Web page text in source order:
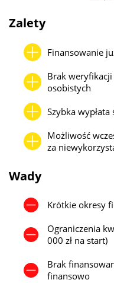
finansowania nawet na
towaru).
Warto jednak
wymagania dotyczące
wyciągi bankowe), a
działalności – zwykle
młodszych firm lub
oprocentowanie wyższe.
Zalety
Finansowanie
Brak weryfikacji
osobistych
Szybka
Możliwość
za
Wady
Krótkie okresy
Ograniczenia
000 zł na start)
Brak
finansowo